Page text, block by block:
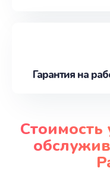
Гарантия на
Стоимость